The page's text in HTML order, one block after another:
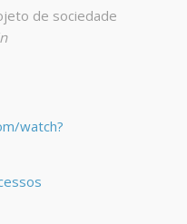
de sociedade
watch?